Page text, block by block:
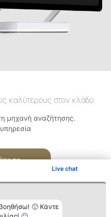
Live chat
🙂 Κάντε
καλύτερους στον κλάδο
μηχανή αναζήτησης.